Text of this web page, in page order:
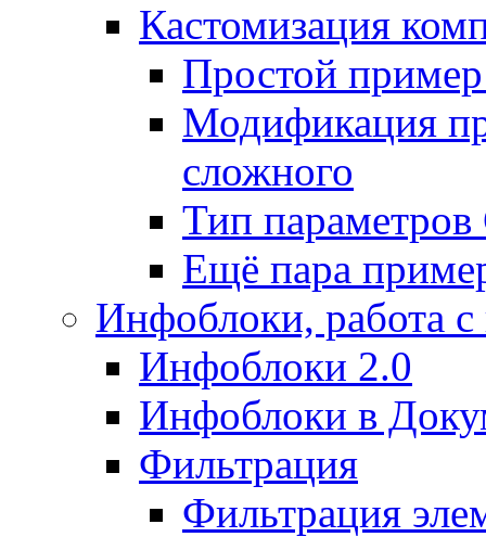
Кастомизация
Простой
Модификация
сложного
Тип
Ещё пара
Инфоблоки, работа
Инфоблоки 2.0
Инфоблоки в
Фильтрация
Фильтрация